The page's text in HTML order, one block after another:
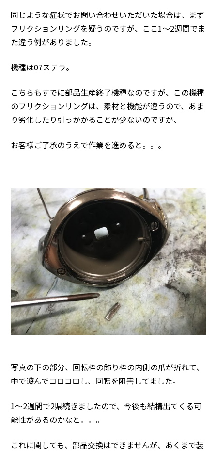
同じような症状でお問い合わせいただいた場合は、まず
フリクションリングを疑うのですが、ここ1〜2週間でま
た違う例がありました。
機種は07ステラ。
こちらもすでに部品生産終了機種なのですが、この機種
のフリクションリングは、素材と機能が違うので、あま
り劣化したり引っかかることが少ないのですが、
お客様ご了承のうえで作業を進めると。。。
写真の下の部分、回転枠の飾り枠の内側の爪が折れて、
中で遊んでコロコロし、回転を阻害してました。
1〜2週間で2県続きましたので、今後も結構出てくる可
能性があるのかなと。。。
これに関しても、部品交換はできませんが、あくまで装